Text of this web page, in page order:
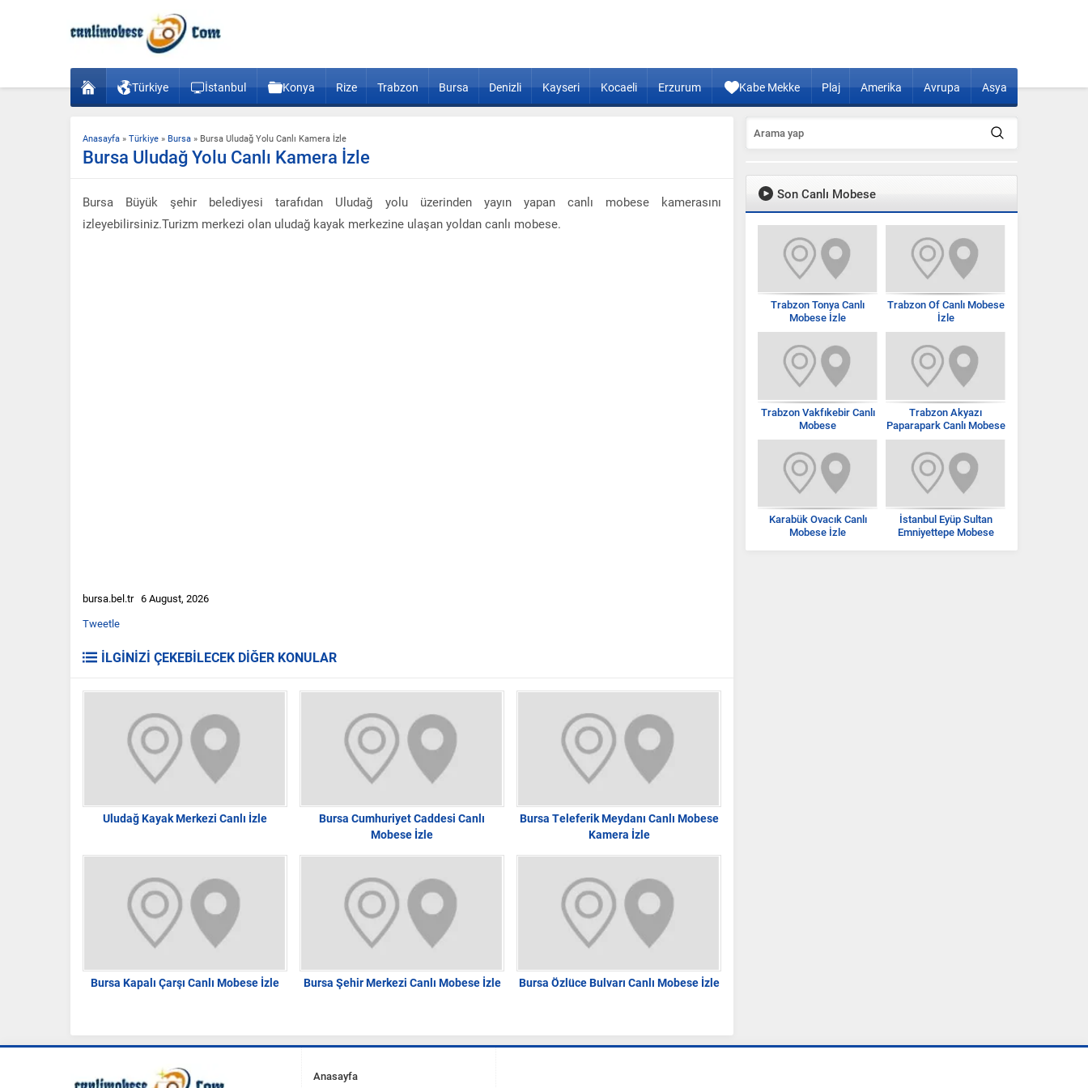
Türkiye İstanbul Konya Rize Trabzon Bursa Denizli Kayseri Kocaeli Erzurum Kabe Mekke Plaj Amerika Avrupa Asya
Anasayfa » Türkiye » Bursa » Bursa Uludağ Yolu Canlı Kamera İzle
Bursa Uludağ Yolu Canlı Kamera İzle
Bursa Büyük şehir belediyesi tarafıdan Uludağ yolu üzerinden yayın yapan canlı mobese kamerasını
izleyebilirsiniz.Turizm merkezi olan uludağ kayak merkezine ulaşan yoldan canlı mobese.
bursa.bel.tr 6 August, 2026
Tweetle
İLGİNİZİ ÇEKEBİLECEK DİĞER KONULAR
Uludağ Kayak Merkezi Canlı İzle
Bursa Cumhuriyet Caddesi Canlı
Mobese İzle
Bursa Teleferik Meydanı Canlı Mobese
Kamera İzle
Bursa Kapalı Çarşı Canlı Mobese İzle Bursa Şehir Merkezi Canlı Mobese İzle Bursa Özlüce Bulvarı Canlı Mobese İzle
Son Canlı Mobese
Trabzon Tonya Canlı
Mobese İzle
Trabzon Of Canlı Mobese
İzle
Trabzon Vakfıkebir Canlı
Mobese
Trabzon Akyazı
Paparapark Canlı Mobese
İzle
Karabük Ovacık Canlı
Mobese İzle
İstanbul Eyüp Sultan
Emniyettepe Mobese
Anasayfa